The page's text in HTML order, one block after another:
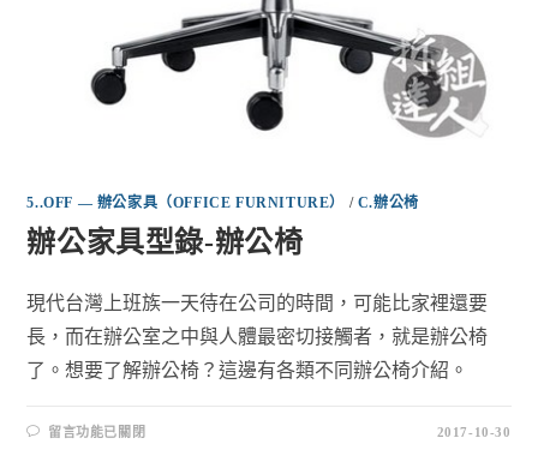
5..OFF — 辦公家具（OFFICE FURNITURE） / C.辦公椅
辦公家具型錄-辦公椅
現代台灣上班族一天待在公司的時間，可能比家裡還要
長，而在辦公室之中與人體最密切接觸者，就是辦公椅
了。想要了解辦公椅？這邊有各類不同辦公椅介紹。
留言功能已關閉 2017-10-30